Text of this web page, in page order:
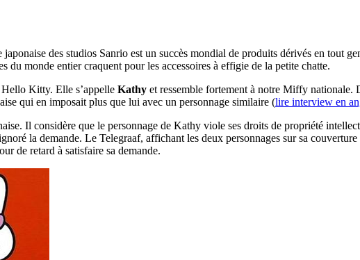
japonaise des studios Sanrio est un succès mondial de produits dérivés en tout
du monde entier craquent pour les accessoires à effigie de la petite chatte.
Kitty. Elle s’appelle Kathy et ressemble fortement à notre Miffy nationale.
qui en imposait plus que lui avec un personnage similaire (lire interview en
Il considère que le personnage de Kathy viole ses droits de propriété
la demande. Le Telegraaf, affichant les deux personnages sur sa
de retard à satisfaire sa demande.